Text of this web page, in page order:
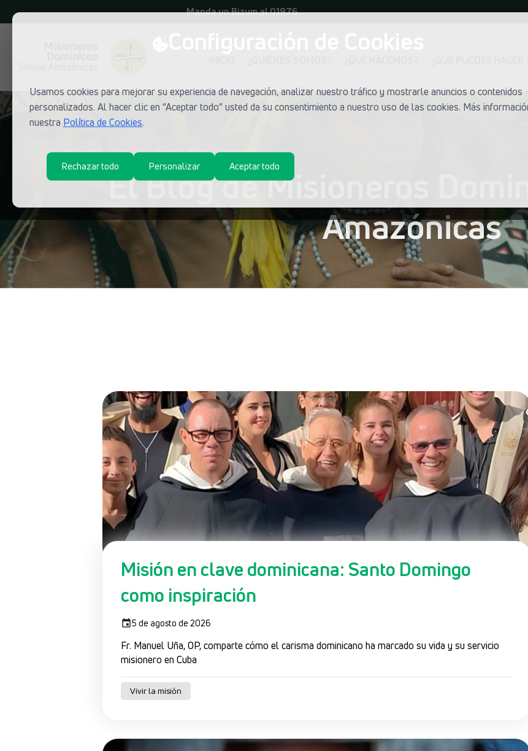
Usamos cookies para mejorar su experiencia de navegación, analizar nuestro tráfico y mostrarle anuncios o contenidos
personalizados. Al hacer clic en “Aceptar todo” usted da su consentimiento a nuestro uso de las cookies. Más
nuestra Política de Cookies.
Rechazar todo Personalizar Aceptar todo
Manda un Bizum al 01976
El Blog de Misioneros
Amazónicas
Misión en clave dominicana: Santo Domingo
como inspiración
5 de agosto de 2026
Fr. Manuel Uña, OP, comparte cómo el carisma dominicano ha marcado su vida y su servicio
misionero en Cuba
Vivir la misión